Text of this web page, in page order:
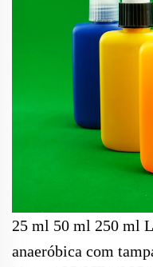
25 ml 50 ml 250 ml
anaeróbica com